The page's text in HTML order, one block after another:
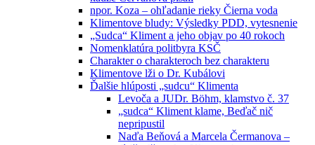
npor. Koza – ohľadanie rieky Čierna voda
Klimentove bludy: Výsledky PDD, vytesnenie
„Sudca“ Kliment a jeho objav po 40 rokoch
Nomenklatúra politbyra KSČ
Charakter o charakteroch bez charakteru
Klimentove lži o Dr. Kubálovi
Ďalšie hlúposti „sudcu“ Klimenta
Levoča a JUDr. Böhm, klamstvo č. 37
„sudca“ Kliment klame, Beďač nič
nepripustil
Naďa Beňová a Marcela Čermanova –